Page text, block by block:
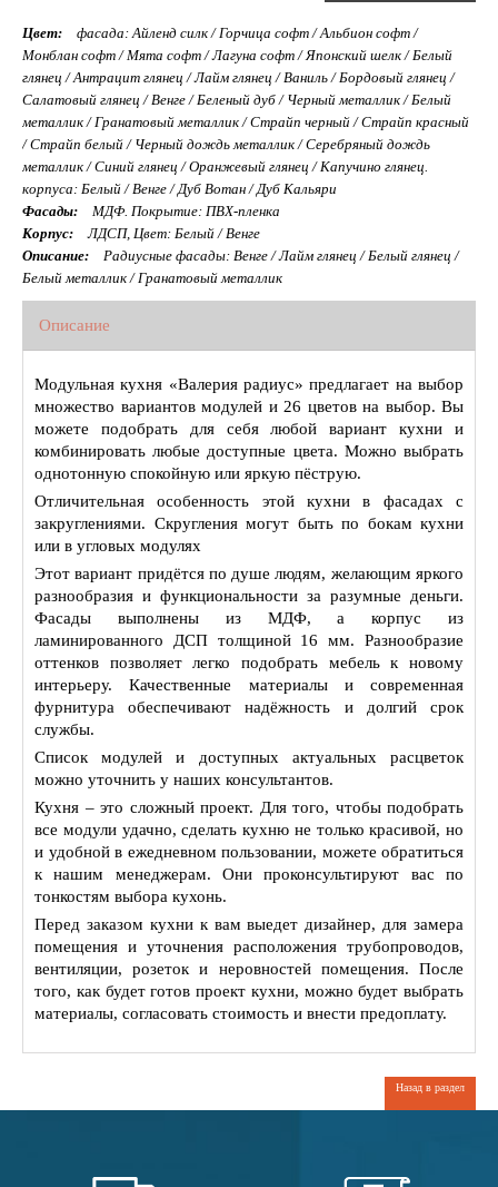
Цвет:
фасада: Айленд силк / Горчица софт / Альбион софт /
Монблан софт / Мята софт / Лагуна софт / Японский шелк / Белый
глянец / Антрацит глянец / Лайм глянец / Ваниль / Бордовый глянец /
Салатовый глянец / Венге / Беленый дуб / Черный металлик / Белый
металлик / Гранатовый металлик / Страйп черный / Страйп красный
/ Страйп белый / Черный дождь металлик / Серебряный дождь
металлик / Синий глянец / Оранжевый глянец / Капучино глянец.
корпуса: Белый / Венге / Дуб Вотан / Дуб Кальяри
Фасады:
МДФ. Покрытие: ПВХ-пленка
Корпус:
ЛДСП, Цвет: Белый / Венге
Описание:
Радиусные фасады: Венге / Лайм глянец / Белый глянец /
Белый металлик / Гранатовый металлик
Описание
Модульная кухня «Валерия радиус» предлагает на выбор
множество вариантов модулей и 26 цветов на выбор. Вы
можете подобрать для себя любой вариант кухни и
комбинировать любые доступные цвета. Можно выбрать
однотонную спокойную или яркую пёструю.
Отличительная особенность этой кухни в фасадах с
закруглениями. Скругления могут быть по бокам кухни
или в угловых модулях
Этот вариант придётся по душе людям, желающим яркого
разнообразия и функциональности за разумные деньги.
Фасады выполнены из МДФ, а корпус из
ламинированного ДСП толщиной 16 мм. Разнообразие
оттенков позволяет легко подобрать мебель к новому
интерьеру. Качественные материалы и современная
фурнитура обеспечивают надёжность и долгий срок
службы.
Список модулей и доступных актуальных расцветок
можно уточнить у наших консультантов.
Кухня – это сложный проект. Для того, чтобы подобрать
все модули удачно, сделать кухню не только красивой, но
и удобной в ежедневном пользовании, можете обратиться
к нашим менеджерам. Они проконсультируют вас по
тонкостям выбора кухонь.
Перед заказом кухни к вам выедет дизайнер, для замера
помещения и уточнения расположения трубопроводов,
вентиляции, розеток и неровностей помещения. После
того, как будет готов проект кухни, можно будет выбрать
материалы, согласовать стоимость и внести предоплату.
Назад в раздел